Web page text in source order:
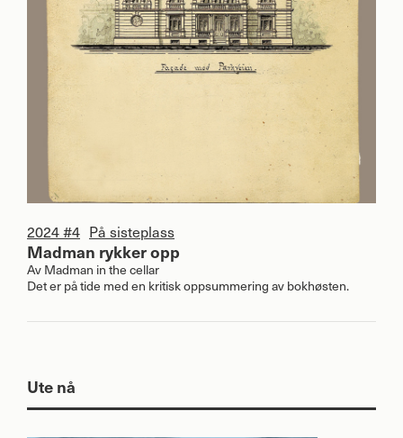
2024 #4 På sisteplass
Madman rykker opp
AvMadman in the cellar
Det er på tide med en kritisk oppsummering av bokhøsten.
Ute nå